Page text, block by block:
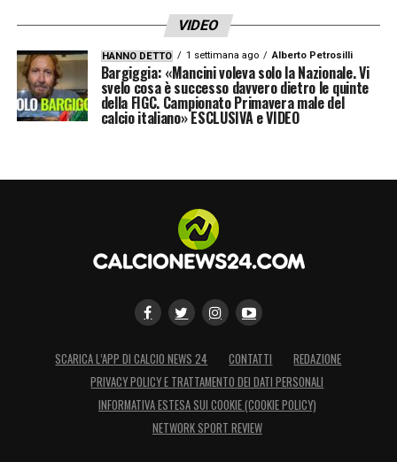
VIDEO
HANNO DETTO 1 settimana ago Alberto Petrosilli
Bargiggia: «Mancini voleva solo la Nazionale. Vi
svelo cosa è successo davvero dietro le quinte
della FIGC. Campionato Primavera male del
calcio italiano» ESCLUSIVA e VIDEO
SCARICA L’APP DI CALCIO NEWS 24 CONTATTI
REDAZIONE
PRIVACY POLICY E TRATTAMENTO DEI DATI PERSONALI
INFORMATIVA ESTESA SUI COOKIE (COOKIE POLICY)
NETWORK SPORT REVIEW